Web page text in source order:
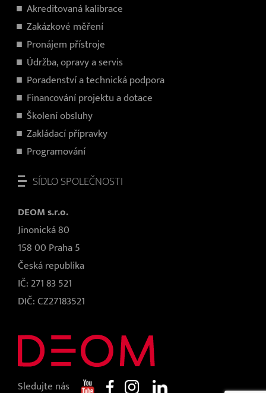
Akreditovaná kalibrace
Zakázkové měření
Pronájem přístroje
Údržba, opravy a servis
Poradenství a technická podpora
Financování projektu a dotace
Školení obsluhy
Zakládací přípravky
Programování
SÍDLO SPOLEČNOSTI
DEOM s.r.o.
Jinonická 80
158 00 Praha 5
Česká republika
IČ: 271 83 521
DIČ: CZ27183521
Sledujte nás